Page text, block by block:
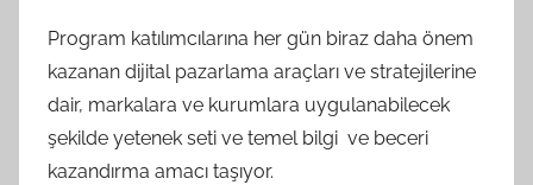
Program katılımcılarına her gün biraz daha önem
kazanan dijital pazarlama araçları ve stratejilerine
dair, markalara ve kurumlara uygulanabilecek
şekilde yetenek seti ve temel bilgi ve beceri
kazandırma amacı taşıyor.